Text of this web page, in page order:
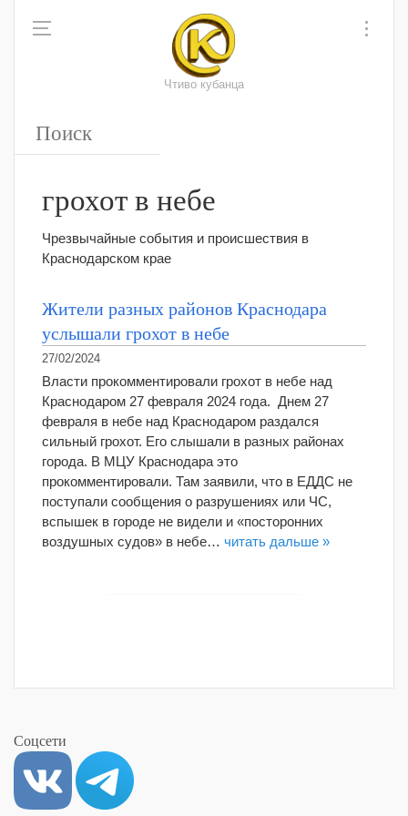
Чтиво кубанца
грохот в небе
Чрезвычайные события и происшествия в
Краснодарском крае
Жители разных районов Краснодара
услышали грохот в небе
27/02/2024
Власти прокомментировали грохот в небе над
Краснодаром 27 февраля 2024 года. Днем 27
февраля в небе над Краснодаром раздался
сильный грохот. Его слышали в разных районах
города. В МЦУ Краснодара это
прокомментировали. Там заявили, что в ЕДДС не
поступали сообщения о разрушениях или ЧС,
вспышек в городе не видели и «посторонних
воздушных судов» в небе… читать дальше »
Соцсети